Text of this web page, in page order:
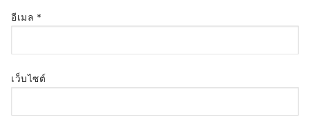
อีเมล *
เว็บไซต์